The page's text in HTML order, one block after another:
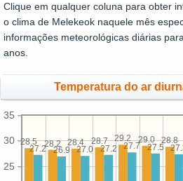
Clique em qualquer coluna para obter
o clima de Melekeok naquele mês
informações meteorológicas diárias
anos.
Temperatura do ar
25
30
35
28.8
29.0
29.2
28.7
28.4
28.2
28.5
27.5
27.7
27.2
27.0
26.9
27.2